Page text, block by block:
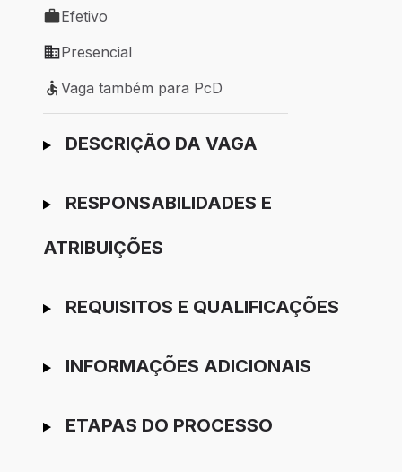
Tipo de vaga: Efetivo
Efetivo
Modelo de trabalho: Presencial
Presencial
Vaga também para PcD
Vaga também para PcD
Ir para candidatura
DESCRIÇÃO DA VAGA
RESPONSABILIDADES E
ATRIBUIÇÕES
REQUISITOS E QUALIFICAÇÕES
INFORMAÇÕES ADICIONAIS
ETAPAS DO PROCESSO